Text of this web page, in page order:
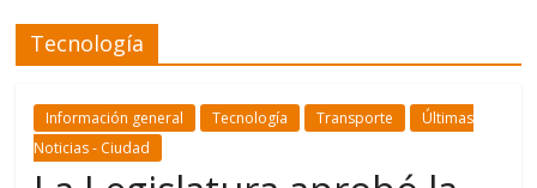
Tecnología
Información general Tecnología Transporte
Últimas
Noticias - Ciudad